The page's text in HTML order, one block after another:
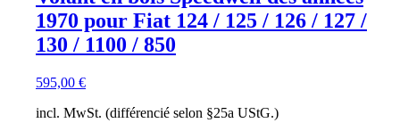
1970 pour Fiat 124 / 125 / 126 / 127 /
130 / 1100 / 850
595,00 €
incl. MwSt. (différencié selon §25a UStG.)